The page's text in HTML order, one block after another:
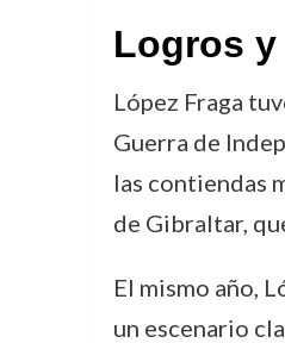
Logros
López Fraga
Guerra de
las contiendas
de Gibraltar,
El mismo año,
un escenario